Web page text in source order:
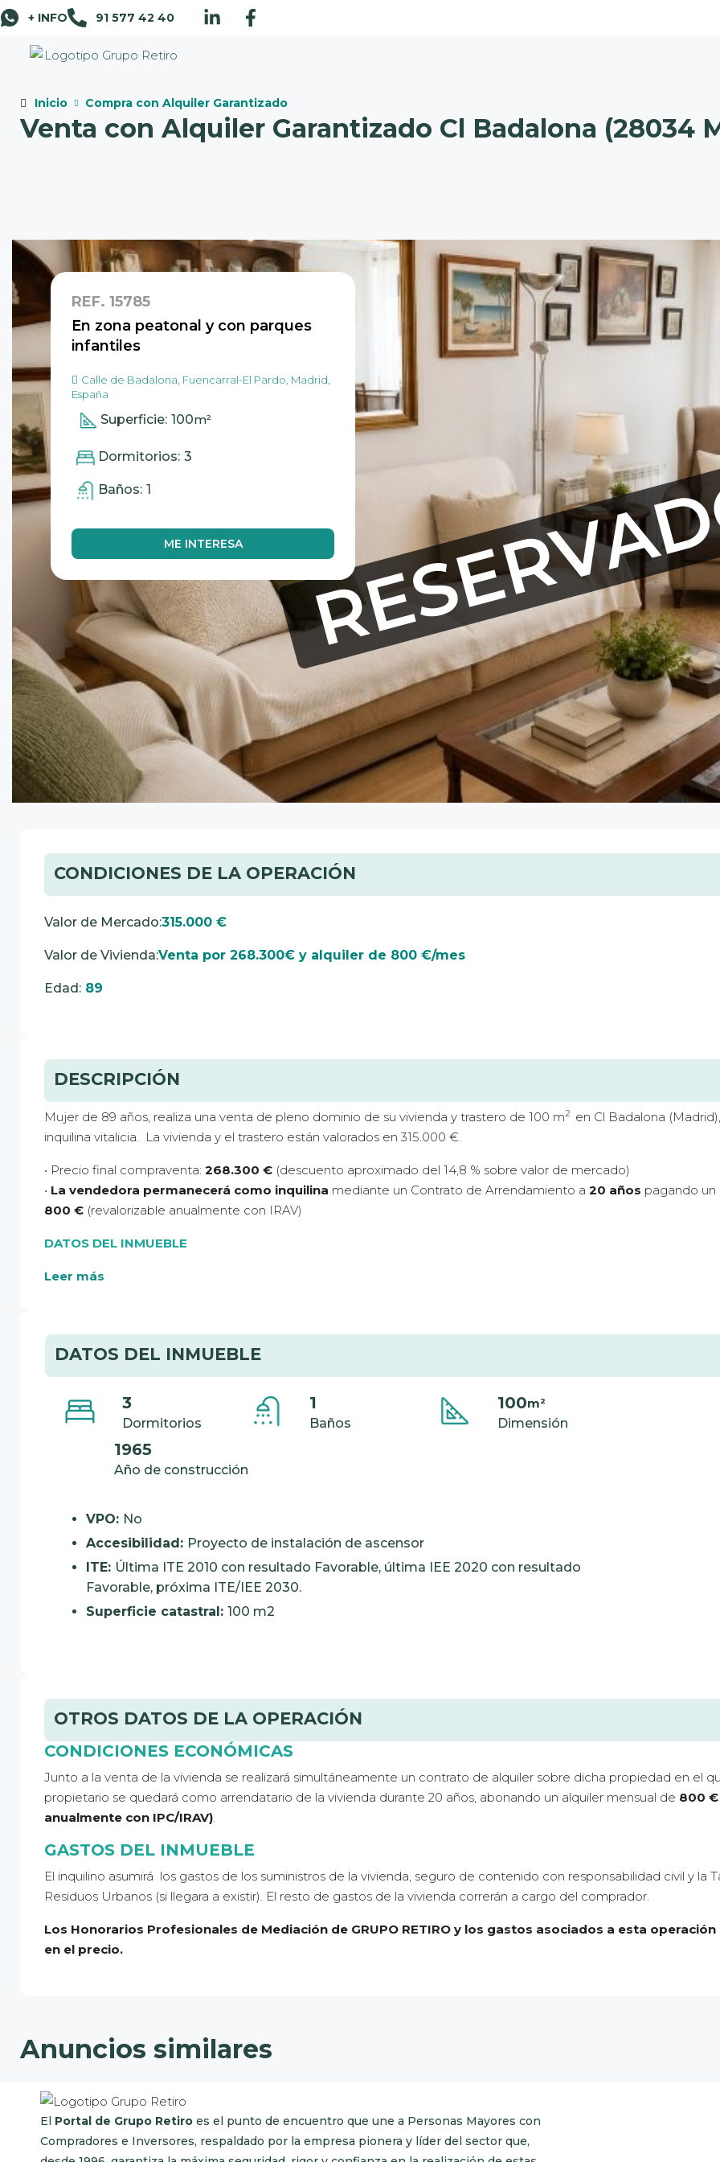
+ INFO 91 577 42 40
Inicio Compra con Alquiler Garantizado
Venta con Alquiler Garantizado Cl Badalona (28034
REF. 15785
En zona peatonal y con parques
infantiles
Calle de Badalona, Fuencarral-El Pardo, Madrid,
España
Superficie: m²
100
Dormitorios: 3
Baños: 1
ME INTERESA
CONDICIONES DE LA OPERACIÓN
Valor de Mercado:315.000 €
Valor de Vivienda:Venta por 268.300€ y alquiler de 800 €/mes
Edad: 89
DESCRIPCIÓN
Mujer de 89 años, realiza una venta de pleno dominio de su vivienda y trastero de 100 m2 en Cl Badalona
inquilina vitalicia. La vivienda y el trastero están valorados en 315.000 €.
• Precio final compraventa: 268.300 € (descuento aproximado del 14,8 % sobre valor de mercado)
• La vendedora permanecerá como inquilina mediante un Contrato de Arrendamiento a 20 años pagando un
800 € (revalorizable anualmente con IRAV)
DATOS DEL INMUEBLE
Leer más
DATOS DEL INMUEBLE
3
Dormitorios
1
Baños
m²
100
Dimensión
1965
Año de construcción
VPO: No
Accesibilidad: Proyecto de instalación de ascensor
ITE: Última ITE 2010 con resultado Favorable, última IEE 2020 con resultado
Favorable, próxima ITE/IEE 2030.
Superficie catastral: 100 m2
OTROS DATOS DE LA OPERACIÓN
CONDICIONES ECONÓMICAS
Junto a la venta de la vivienda se realizará simultáneamente un contrato de alquiler sobre dicha propiedad en el
propietario se quedará como arrendatario de la vivienda durante 20 años, abonando un alquiler mensual de 800
anualmente con IPC/IRAV)
GASTOS DEL INMUEBLE
El inquilino asumirá los gastos de los suministros de la vivienda, seguro de contenido con responsabilidad civil y la
Residuos Urbanos (si llegara a existir). El resto de gastos de la vivienda correrán a cargo del comprador.
Los Honorarios Profesionales de Mediación de GRUPO RETIRO y los gastos asociados a esta
en el precio.
Anuncios similares
El Portal de Grupo Retiro es el punto de encuentro que une a Personas Mayores con
Compradores e Inversores, respaldado por la empresa pionera y líder del sector que,